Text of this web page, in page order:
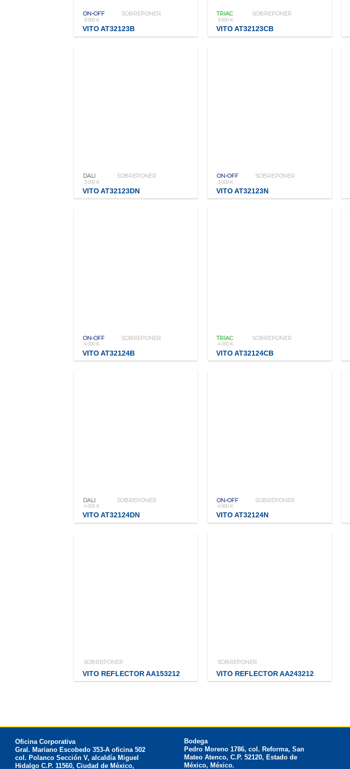
ON-OFF SOBREPONER
3 000 K
VITO AT32123B
TRIAC SOBREPONER
3 000 K
VITO AT32123CB
DALI SOBREPONER
3 000 K
VITO AT32123DN
ON-OFF SOBREPONER
3 000 K
VITO AT32123N
ON-OFF SOBREPONER
4 000 K
VITO AT32124B
TRIAC SOBREPONER
4 000 K
VITO AT32124CB
DALI SOBREPONER
4 000 K
VITO AT32124DN
ON-OFF SOBREPONER
4 000 K
VITO AT32124N
SOBREPONER
VITO REFLECTOR AA153212
SOBREPONER
VITO REFLECTOR AA243212
Oficina Corporativa
Gral. Mariano Escobedo 353-A oficina 502
col. Polanco Sección V, alcaldía Miguel
Hidalgo C.P. 11560, Ciudad de México,
Bodega
Pedro Moreno 1786, col. Reforma, San
Mateo Atenco, C.P. 52120, Estado de
México, México.